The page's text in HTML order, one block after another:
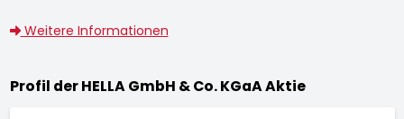
Weitere Informationen
Profil der HELLA GmbH & Co. KGaA Aktie